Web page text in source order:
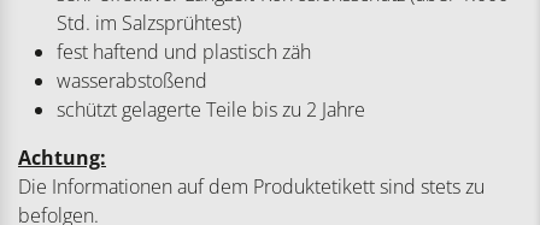
Std. im Salzsprühtest)
fest haftend und plastisch zäh
wasserabstoßend
schützt gelagerte Teile bis zu 2 Jahre
Achtung:
Die Informationen auf dem Produktetikett sind stets zu
befolgen.